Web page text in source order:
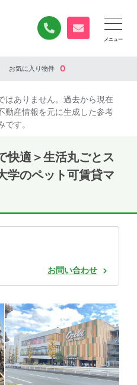
0120-840-834
無料お問い合
お気に入り物件 0
はありません。過去から現在
動産情報を元に生成した参考
す。
快適＞生活丸ごとス
学のペット可賃貸マ
お問い合わせ